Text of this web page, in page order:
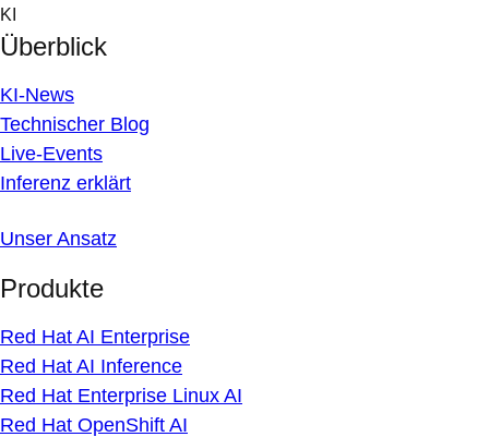
Skip
to
content
KI
Überblick
KI-News
Technischer Blog
Live-Events
Inferenz erklärt
Unser Ansatz
Produkte
Red Hat AI Enterprise
Red Hat AI Inference
Red Hat Enterprise Linux AI
Red Hat OpenShift AI